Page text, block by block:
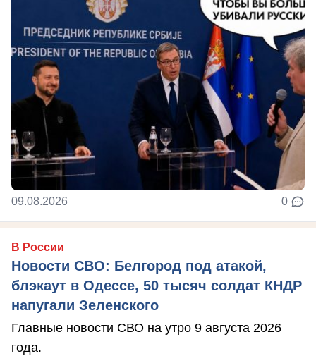
09.08.2026 0
В России
Новости СВО: Белгород под атакой,
блэкаут в Одессе, 50 тысяч солдат КНДР
напугали Зеленского
Главные новости СВО на утро 9 августа 2026
года.